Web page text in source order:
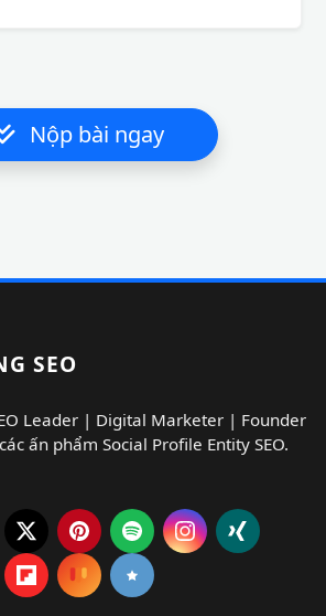
Nộp bài ngay
SEO
Leader | Digital Marketer | Founder
ấn phẩm Social Profile Entity SEO.